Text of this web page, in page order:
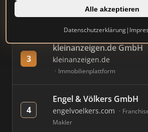
Alle akzeptieren
Datenschutzerklärung|
AVIV Germany GmbH
immowelt.de
3
kleinanzeigen.de GmbH
kleinanzeigen.de
Immobilienplattform
4
Engel & Völkers GmbH
engelvoelkers.com
Makler